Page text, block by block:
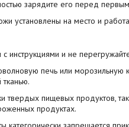
зарядите его перед
установлены на место и
инструкциями и не
печь или морозильную
твердых пищевых продуктов,
продуктах.